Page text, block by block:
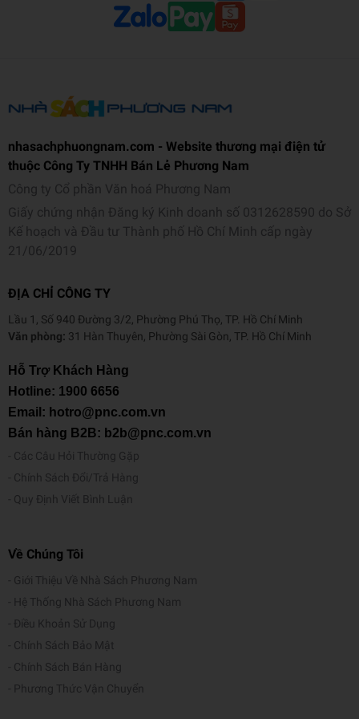
Phụ Nữ Việt Nam
Trọng lượng (gr) 250
Kích thước (cm) 18 x 13 x 1.1
Hình thức Bìa mềm
nhasachphuongnam.com - Website thương mại điện tử
thuộc Công Ty TNHH Bán Lẻ Phương Nam
Công ty Cổ phần Văn hoá Phương Nam
Giấy chứng nhận Đăng ký Kinh doanh số 0312628590 do Sở
Kế hoạch và Đầu tư Thành phố Hồ Chí Minh cấp ngày
21/06/2019
ĐỊA CHỈ CÔNG TY
Lầu 1, Số 940 Đường 3/2, Phường Phú Thọ, TP. Hồ Chí Minh
Văn phòng: 31 Hàn Thuyên, Phường Sài Gòn, TP. Hồ Chí Minh
Hỗ Trợ Khách Hàng
Hotline: 1900 6656
Email: hotro@pnc.com.vn
Bán hàng B2B: b2b@pnc.com.vn
Các Câu Hỏi Thường Gặp
Chính Sách Đổi/Trả Hàng
Quy Định Viết Bình Luận
Về Chúng Tôi
Giới Thiệu Về Nhà Sách Phương Nam
Hệ Thống Nhà Sách Phương Nam
Điều Khoản Sử Dụng
Chính Sách Bảo Mật
Chính Sách Bán Hàng
Phương Thức Vận Chuyển